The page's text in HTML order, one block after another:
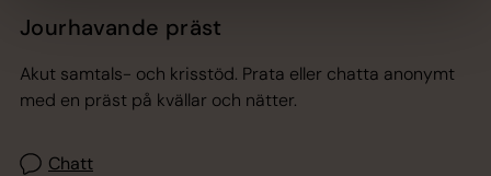
Jourhavande präst
Akut samtals- och krisstöd. Prata eller chatta anonymt
med en präst på kvällar och nätter.
Chatt